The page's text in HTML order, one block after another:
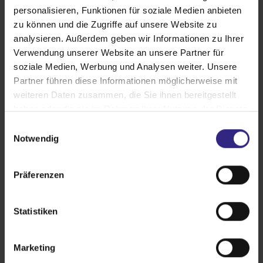
personalisieren, Funktionen für soziale Medien anbieten
zu können und die Zugriffe auf unsere Website zu
analysieren. Außerdem geben wir Informationen zu Ihrer
Verwendung unserer Website an unsere Partner für
soziale Medien, Werbung und Analysen weiter. Unsere
Partner führen diese Informationen möglicherweise mit
weiteren Daten zusammen, die Sie ihnen bereitgestellt
haben oder die sie im Rahmen Ihrer Nutzung der Dienste
Notwendig
Präferenzen
Statistiken
Marketing
Hervorragende Dämmeigenschaften
Produktdetails